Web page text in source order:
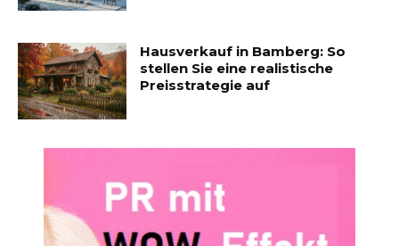
Hausverkauf in Bamberg: So
stellen Sie eine realistische
Preisstrategie auf